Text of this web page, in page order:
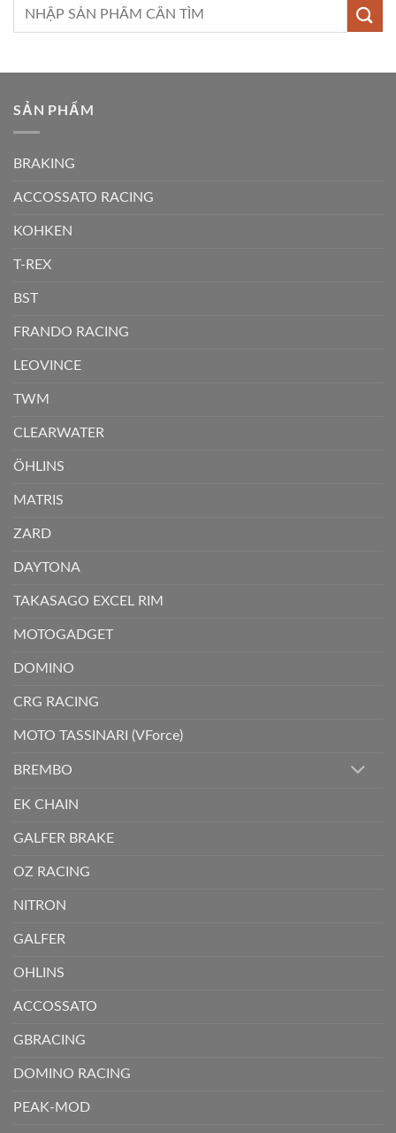
Tìm
SẢN PHẨM
BRAKING
ACCOSSATO RACING
KOHKEN
T-REX
BST
FRANDO RACING
LEOVINCE
TWM
CLEARWATER
ÖHLINS
MATRIS
ZARD
DAYTONA
TAKASAGO EXCEL RIM
MOTOGADGET
DOMINO
CRG RACING
MOTO TASSINARI (VForce)
BREMBO
EK CHAIN
GALFER BRAKE
OZ RACING
NITRON
GALFER
OHLINS
ACCOSSATO
GBRACING
DOMINO RACING
PEAK-MOD